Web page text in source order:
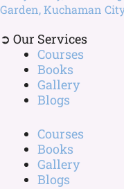
Garden, Kuchaman
➲ Our Services
Courses
Books
Gallery
Blogs
Courses
Books
Gallery
Blogs